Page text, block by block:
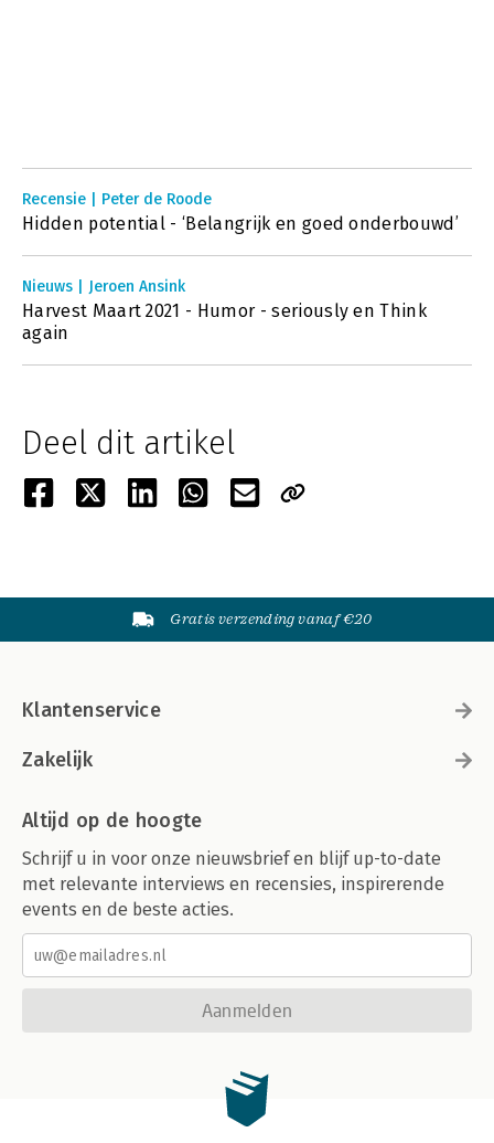
Recensie | Peter de Roode
Hidden potential - ‘Belangrijk en goed onderbouwd’
Nieuws | Jeroen Ansink
Harvest Maart 2021 - Humor - seriously en Think
again
Deel dit artikel
Gratis verzending vanaf €20
Klantenservice
Zakelijk
Altijd op de hoogte
Schrijf u in voor onze nieuwsbrief en blijf up-to-date
met relevante interviews en recensies, inspirerende
events en de beste acties.
Aanmelden